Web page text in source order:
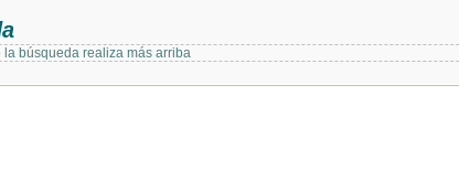
la búsqueda realiza más arriba